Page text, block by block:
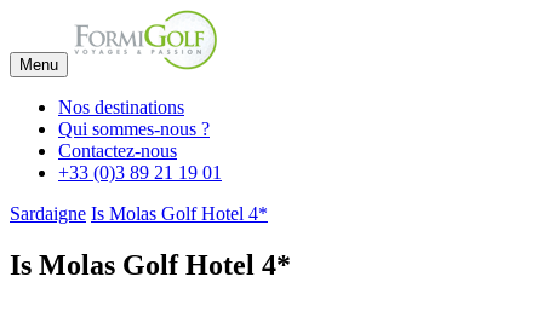
Menu
Nos destinations
Qui sommes-nous ?
Contactez-nous
+33 (0)3 89 21 19 01
Sardaigne Is Molas Golf Hotel 4*
Is Molas Golf Hotel 4*